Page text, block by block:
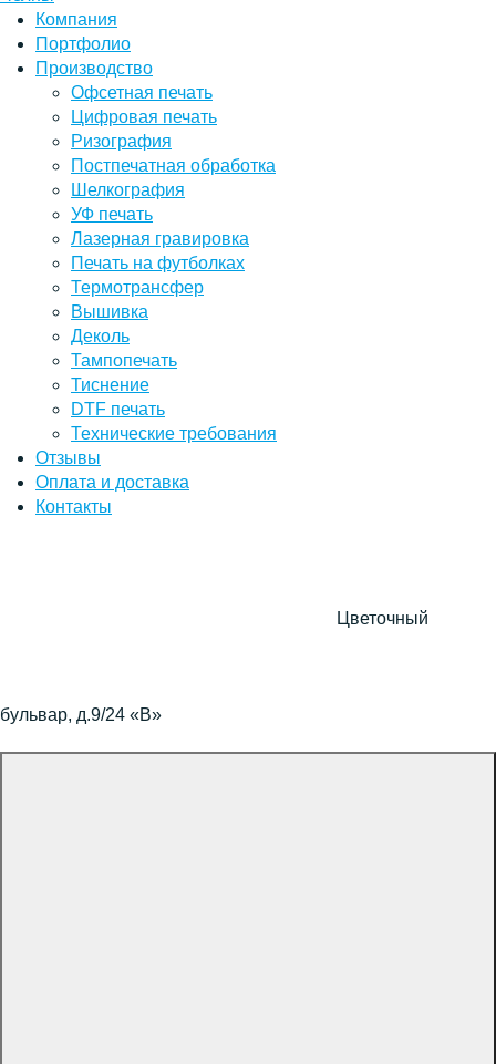
Компания
Портфолио
Производство
Офсетная печать
Цифровая печать
Ризография
Постпечатная обработка
Шелкография
УФ печать
Лазерная гравировка
Печать на футболках
Термотрансфер
Вышивка
Деколь
Тампопечать
Тиснение
DTF печать
Технические требования
Отзывы
Оплата и доставка
Контакты
Цветочный
бульвар, д.9/24 «В»